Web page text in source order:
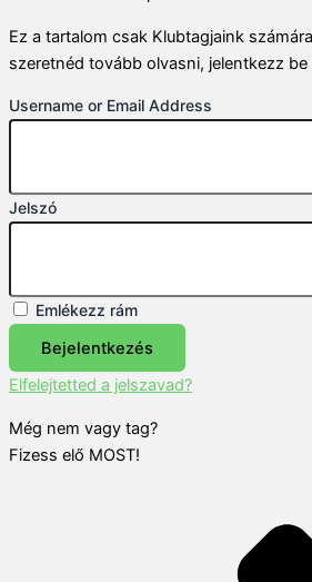
Ez a tartalom csak Klubtagjaink
szeretnéd tovább olvasni, jelentkezz
Username or Email Address
Jelszó
Emlékezz rám
Bejelentkezés
Elfelejtetted a jelszavad?
Még nem vagy tag?
Fizess elő MOST!